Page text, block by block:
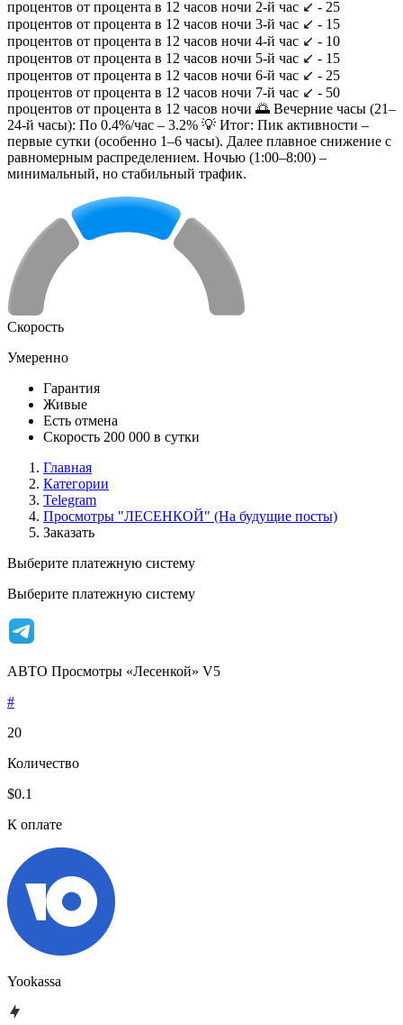
процентов от процента в 12 часов ночи 2-й час ↙️ - 25
процентов от процента в 12 часов ночи 3-й час ↙️ - 15
процентов от процента в 12 часов ночи 4-й час ↙️ - 10
процентов от процента в 12 часов ночи 5-й час ↙️ - 15
процентов от процента в 12 часов ночи 6-й час ↙️ - 25
процентов от процента в 12 часов ночи 7-й час ↙️ - 50
процентов от процента в 12 часов ночи 🌅 Вечерние часы (21–
24-й часы): По 0.4%/час – 3.2% 💡 Итог: Пик активности –
первые сутки (особенно 1–6 часы). Далее плавное снижение с
равномерным распределением. Ночью (1:00–8:00) –
минимальный, но стабильный трафик.
Скорость
Умеренно
Гарантия
Живые
Есть отмена
Скорость 200 000 в сутки
Главная
Категории
Telegram
Просмотры "ЛЕСЕНКОЙ" (На будущие посты)
Заказать
Выберите платежную систему
Выберите платежную систему
АВТО Просмотры «Лесенкой» V5
#
20
Количество
$0.1
К оплате
Yookassa